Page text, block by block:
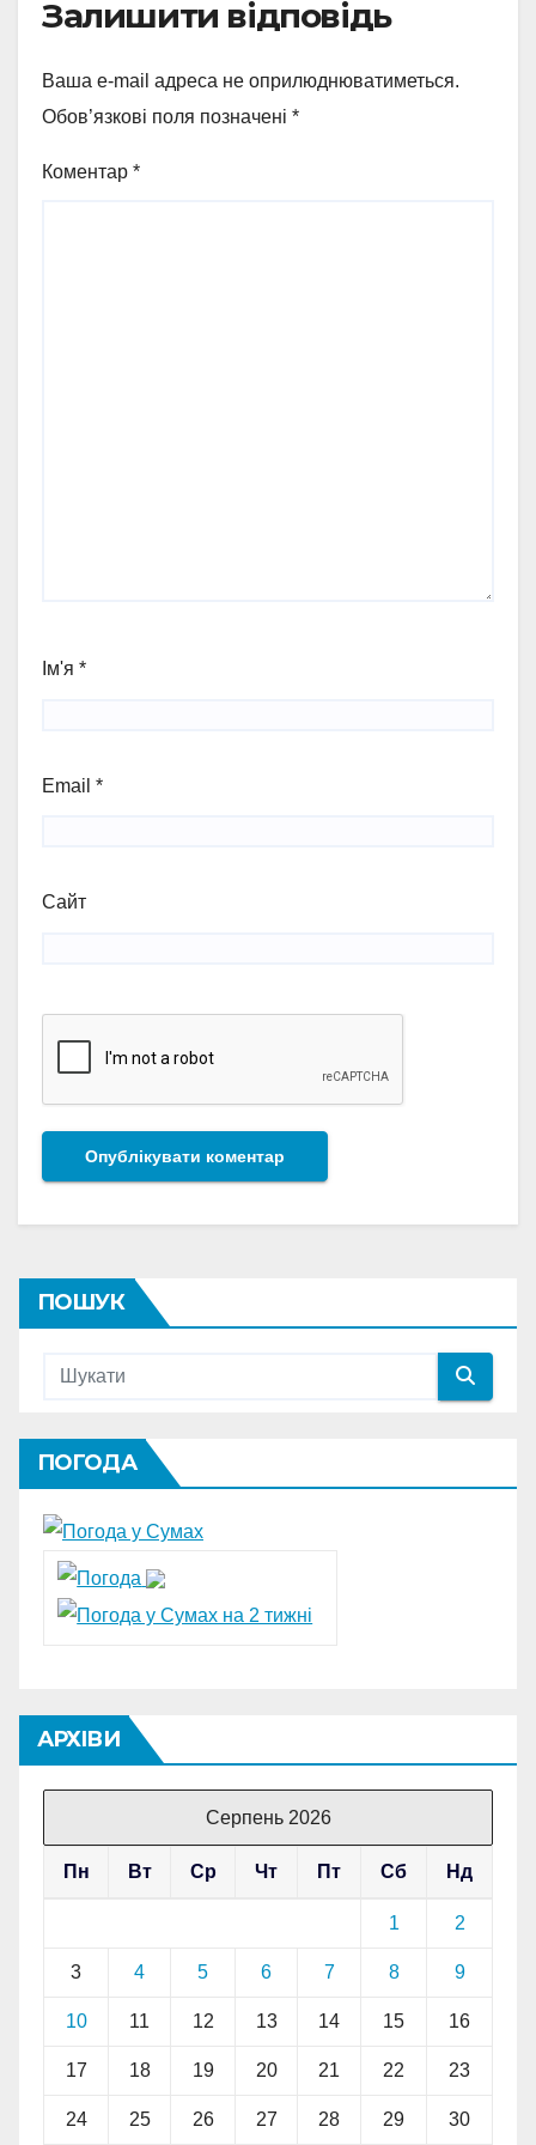
Залишити відповідь
Ваша e-mail адреса не оприлюднюватиметься.
Обов’язкові поля позначені *
Коментар *
Ім'я *
Email *
Сайт
ПОШУК
ПОГОДА
АРХІВИ
Серпень 2026
Пн Вт Ср Чт Пт Сб Нд
1 2
3 4 5 6 7 8 9
10 11 12 13 14 15 16
17 18 19 20 21 22 23
24 25 26 27 28 29 30